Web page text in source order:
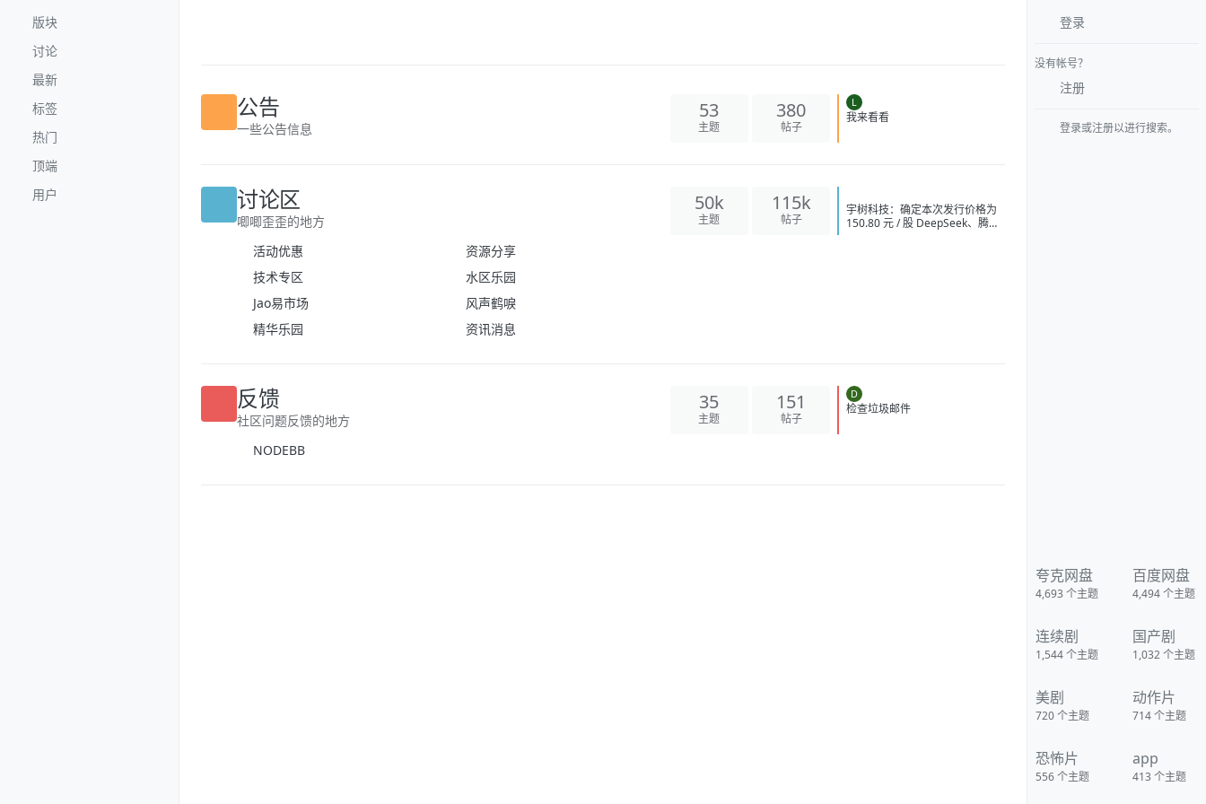
版块
讨论
最新
标签
热门
顶端
用户
公告
一些公告信息
53
主题
380
帖子
L
我来看看
讨论区
唧唧歪歪的地方
活动优惠
资源分享
技术专区
水区乐园
Jao易市场
风声鹤唳
精华乐园
资讯消息
50k
主题
115k
帖子
宇树科技：确定本次发行价格为
150.80 元 / 股 DeepSeek、腾讯
10：豆包 3.82 亿月活断层第一
广州住房商贷利率最低可至 2.7%
反馈
社区问题反馈的地方
NODEBB
35
主题
151
帖子
D
检查垃圾邮件
登录
没有帐号？
注册
登录或注册以进行搜索。
夸克网盘
4,693个主题
百度网盘
4,494个主题
连续剧
1,544个主题
国产剧
1,032个主题
美剧
720个主题
动作片
714个主题
恐怖片
556个主题
app
413个主题